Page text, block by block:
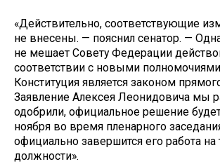
«Действительно, соответствующие
не внесены. — пояснил сенатор. —
не мешает Совету Федерации
соответствии с новыми
Конституция является законом
Заявление Алексея Леонидовича мы
одобрили, официальное решение
ноября во время пленарного
официально завершится его работа на
должности».